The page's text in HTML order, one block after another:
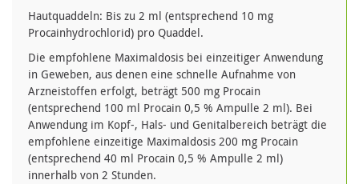
Hautquaddeln: Bis zu 2 ml (entsprechend 10 mg
Procainhydrochlorid) pro Quaddel.
Die empfohlene Maximaldosis bei einzeitiger Anwendung
in Geweben, aus denen eine schnelle Aufnahme von
Arzneistoffen erfolgt, beträgt 500 mg Procain
(entsprechend 100 ml Procain 0,5 % Ampulle 2 ml). Bei
Anwendung im Kopf-, Hals- und Genitalbereich beträgt die
empfohlene einzeitige Maximaldosis 200 mg Procain
(entsprechend 40 ml Procain 0,5 % Ampulle 2 ml)
innerhalb von 2 Stunden.